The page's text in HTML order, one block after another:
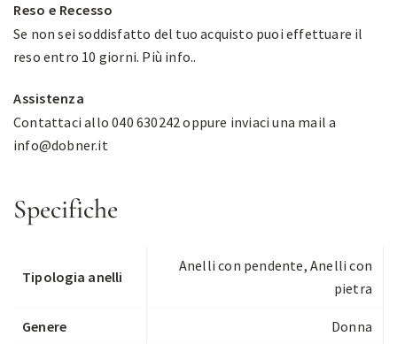
Reso e Recesso
Se non sei soddisfatto del tuo acquisto puoi effettuare il
reso entro 10 giorni. Più info..
Assistenza
Contattaci allo 040 630242 oppure inviaci una mail a
info@dobner.it
Specifiche
Tipologia anelli
Anelli con pendente, Anelli con
pietra
Genere Donna